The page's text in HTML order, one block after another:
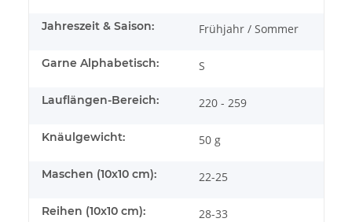
Jahreszeit & Saison: Frühjahr / Sommer
Garne Alphabetisch: S
Lauflängen-Bereich: 220 - 259
Knäulgewicht: 50 g
Maschen (10x10 cm): 22-25
Reihen (10x10 cm): 28-33